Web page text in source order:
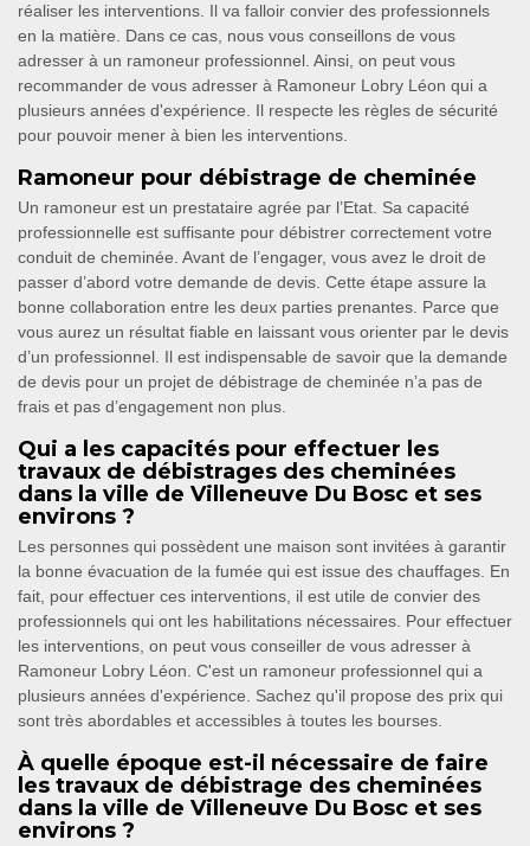
réaliser les interventions. Il va falloir convier des professionnels
en la matière. Dans ce cas, nous vous conseillons de vous
adresser à un ramoneur professionnel. Ainsi, on peut vous
recommander de vous adresser à Ramoneur Lobry Léon qui a
plusieurs années d'expérience. Il respecte les règles de sécurité
pour pouvoir mener à bien les interventions.
Ramoneur pour débistrage de cheminée
Un ramoneur est un prestataire agrée par l’Etat. Sa capacité
professionnelle est suffisante pour débistrer correctement votre
conduit de cheminée. Avant de l’engager, vous avez le droit de
passer d’abord votre demande de devis. Cette étape assure la
bonne collaboration entre les deux parties prenantes. Parce que
vous aurez un résultat fiable en laissant vous orienter par le devis
d’un professionnel. Il est indispensable de savoir que la demande
de devis pour un projet de débistrage de cheminée n’a pas de
frais et pas d’engagement non plus.
Qui a les capacités pour effectuer les
travaux de débistrages des cheminées
dans la ville de Villeneuve Du Bosc et ses
environs ?
Les personnes qui possèdent une maison sont invitées à garantir
la bonne évacuation de la fumée qui est issue des chauffages. En
fait, pour effectuer ces interventions, il est utile de convier des
professionnels qui ont les habilitations nécessaires. Pour effectuer
les interventions, on peut vous conseiller de vous adresser à
Ramoneur Lobry Léon. C'est un ramoneur professionnel qui a
plusieurs années d'expérience. Sachez qu'il propose des prix qui
sont très abordables et accessibles à toutes les bourses.
À quelle époque est-il nécessaire de faire
les travaux de débistrage des cheminées
dans la ville de Villeneuve Du Bosc et ses
environs ?